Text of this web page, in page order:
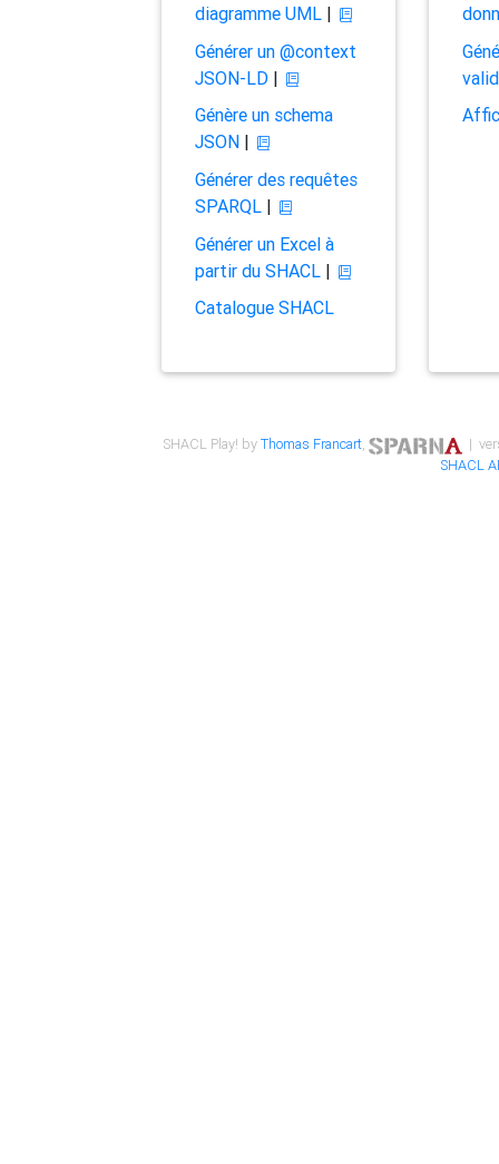
diagramme UML|
Générer un @context
JSON-LD|
Génère un schema
JSON|
Générer des requêtes
SPARQL|
Générer un Excel à
partir du SHACL|
Catalogue SHACL
SHACL Play! byThomas Francart,
|
SHACL